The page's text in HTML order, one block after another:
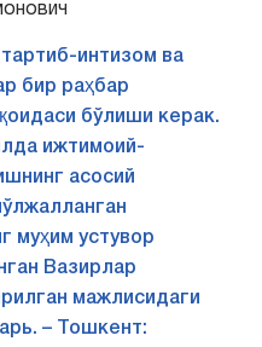
тартиб-интизом ва
бир раҳбар
бўлиши керак.
ижтимоий-
асосий
муҳим устувор
Вазирлар
мажлисидаги
– Тошкент: